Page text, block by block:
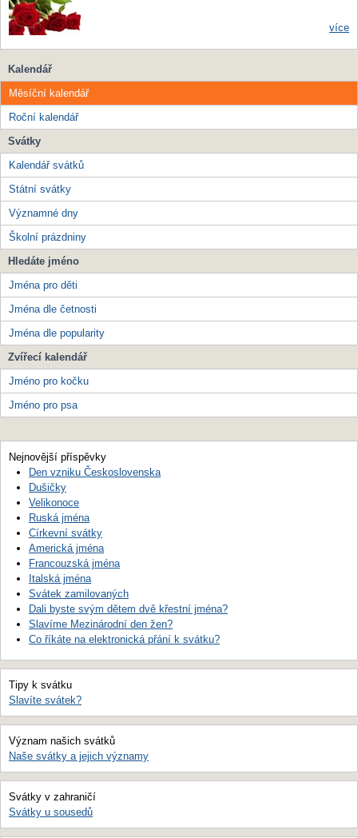
více
Kalendář
Měsíční kalendář
Roční kalendář
Svátky
Kalendář svátků
Státní svátky
Významné dny
Školní prázdniny
Hledáte jméno
Jména pro děti
Jména dle četnosti
Jména dle popularity
Zvířecí kalendář
Jméno pro kočku
Jméno pro psa
Nejnovější příspěvky
Den vzniku Československa
Dušičky
Velikonoce
Ruská jména
Církevní svátky
Americká jména
Francouzská jména
Italská jména
Svátek zamilovaných
Dali byste svým dětem dvě křestní jména?
Slavíme Mezinárodní den žen?
Co říkáte na elektronická přání k svátku?
Tipy k svátku
Slavíte svátek?
Význam našich svátků
Naše svátky a jejich významy
Svátky v zahraničí
Svátky u sousedů